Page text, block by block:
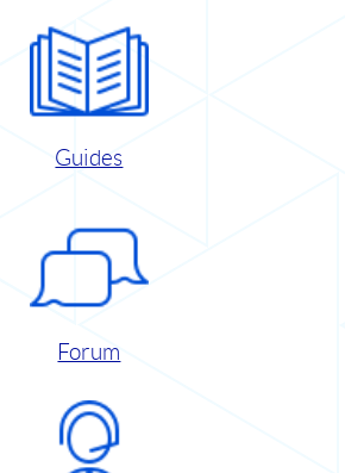
Guides
Forum